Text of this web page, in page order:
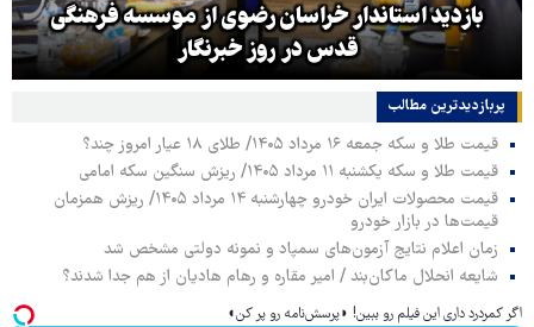
بازدید استاندار خراسان رضوی از موسسه فرهنگی
قدس در روز خبرنگار
پربازدیدترین‌ مطالب
قیمت طلا و سکه جمعه ۱۶ مرداد ۱۴۰۵/ طلای ۱۸ عیار امروز چند؟
قیمت طلا و سکه یکشنبه ۱۱ مرداد ۱۴۰۵/ ریزش سنگین سکه امامی
قیمت محصولات ایران خودرو چهارشنبه ۱۴ مرداد ۱۴۰۵/ ریزش همزمان
قیمت‌ها در بازار خودرو
زمان اعلام نتایج آزمون‌های سمپاد و نمونه دولتی مشخص شد
شایعه انحلال ماکان‌بند / امیر مقاره و رهام هادیان از هم جدا شدند؟
اگر کمردرد داری این فیلم رو ببین! ◗پرسش‌نامه رو پر کن◖